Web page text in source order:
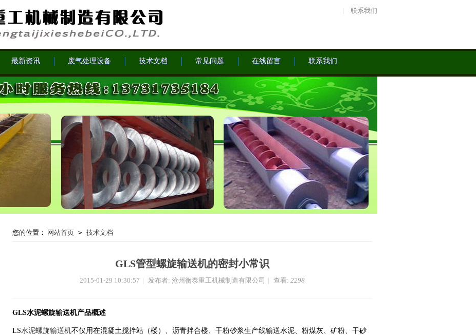
联系我们
最新资讯 废气处理设备 技术文档 常见问题 在线留言 联系我们
您的位置： 网站首页 > 技术文档
GLS管型螺旋输送机的密封小常识
2015-01-29 10:30:57 | 发布者: 沧州衡泰重工机械制造有限公司 | 查看: 2298
GLS水泥螺旋输送机产品概述
LS水泥螺旋输送机不仅用在混凝土搅拌站（楼）、沥青拌合楼、干粉砂浆生产线输送水泥、粉煤灰、矿粉、干砂